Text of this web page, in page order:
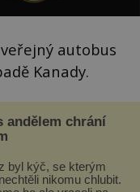
autobus
Kanady.
andělem chrání
byl kýč, se kterým
nikomu chlubit.